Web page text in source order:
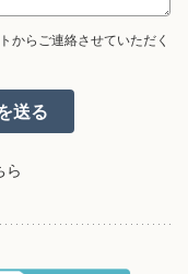
からご連絡させていただく
ら